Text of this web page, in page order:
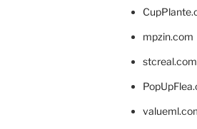
mpzin.com
stcreal.com